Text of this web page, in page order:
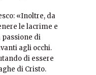
«Inoltre, da
le lacrime e
passione di
agli occhi.
di essere
di Cristo.